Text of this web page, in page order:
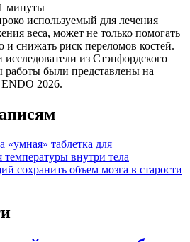
минуты
используемый для лечения
веса, может не только помогать
и снижать риск переломов костей.
из Стэнфордского
работы были представлены на
2026.
«умная» таблетка для
внутри тела
сохранить объем мозга в старости